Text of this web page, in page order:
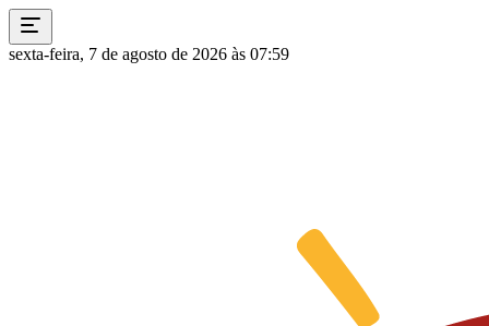
sexta-feira, 7 de agosto de 2026 às 07:59